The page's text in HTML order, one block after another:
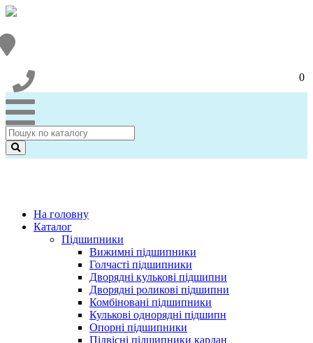
0
На головну
Каталог
Підшипники
Вижимні підшипники
Голчасті підшипники
Дворядні кулькові підшипни
Дворядні роликові підшипни
Комбіновані підшипники
Кулькові однорядні підшипн
Опорні підшипники
Підвісні підшипники кардан